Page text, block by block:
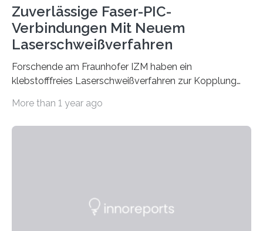
Zuverlässige Faser-PIC-
Verbindungen Mit Neuem
Laserschweißverfahren
Forschende am Fraunhofer IZM haben ein
klebstofffreies Laserschweißverfahren zur Kopplung
optischen Glasfasern realisiert, welches auch in
Tieftemperaturumgebung ist unerlässlich zur
More than 1 year ago